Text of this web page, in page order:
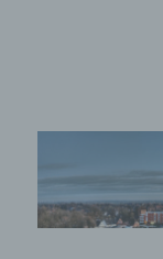
MP
Training